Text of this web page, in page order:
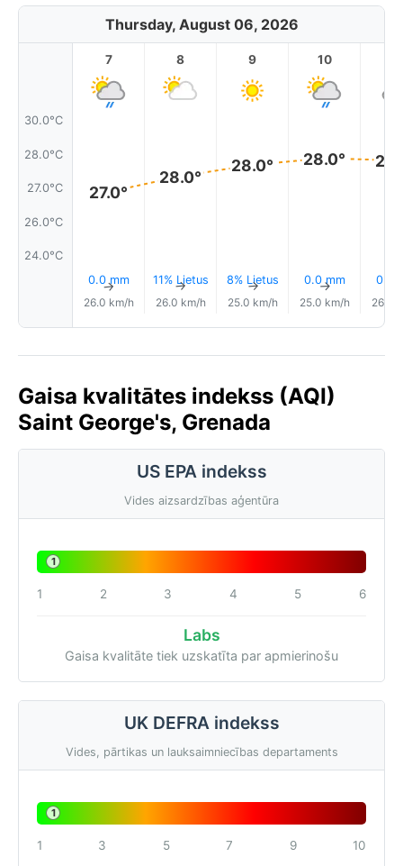
Thursday, August 06, 2026
30.0°C
28.0°C
27.0°C
26.0°C
24.0°C
7
27.0°
0.0 mm
↑
26.0 km/h
8
28.0°
11% Lietus
↑
26.0 km/h
9
28.0°
8% Lietus
↑
25.0 km/h
10
28.0°
0.0 mm
↑
25.0 km/h
0.2
26.0
Gaisa kvalitātes indekss (AQI)
Saint George's, Grenada
US EPA indekss
Vides aizsardzības aģentūra
1
1 2 3 4 5 6
Labs
Gaisa kvalitāte tiek uzskatīta par apmierinošu
UK DEFRA indekss
Vides, pārtikas un lauksaimniecības departaments
1
1 3 5 7 9 10